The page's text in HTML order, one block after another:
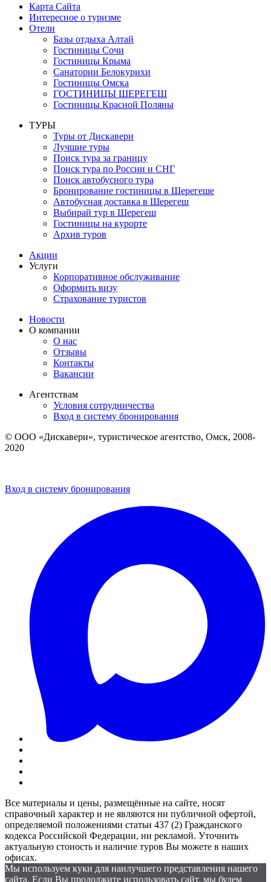
Карта Сайта
Интересное о туризме
Отели
Базы отдыха Алтай
Гостиницы Сочи
Гостиницы Крыма
Санатории Белокурихи
Гостиницы Омска
ГОСТИНИЦЫ ШЕРЕГЕШ
Гостиницы Красной Поляны
ТУРЫ
Туры от Дискавери
Лучшие туры
Поиск тура за границу
Поиск тура по России и СНГ
Поиск автобусного тура
Бронирование гостиницы в Шерегеше
Автобусная доставка в Шерегеш
Выбирай тур в Шерегеш
Гостиницы на курорте
Архив туров
Акции
Услуги
Корпоративное обслуживание
Оформить визу
Страхование туристов
Новости
О компании
О нас
Отзывы
Контакты
Вакансии
Агентствам
Условия сотрудничества
Вход в систему бронирования
© ООО «Дискавери», туристическое агентство, Омск, 2008-
2020
Вход в систему бронирования
Все материалы и цены, размещённые на сайте, носят
справочный характер и не являются ни публичной офертой,
определяемой положениями статьи 437 (2) Гражданского
кодекса Российской Федерации, ни рекламой. Уточнить
актуальную стоиость и наличие туров Вы можете в наших
офисах.
Мы используем куки для наилучшего представления нашего
сайта. Если Вы продолжите использовать сайт, мы будем